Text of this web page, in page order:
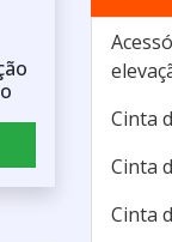
Cinta
Cinta
Cinta